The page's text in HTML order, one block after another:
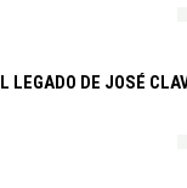
LEGADO DE JOSÉ